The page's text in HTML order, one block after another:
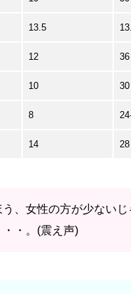
13.5
12 36
10 30
8
14 28
う、女性の方が少ないじ
・・。(震え声)